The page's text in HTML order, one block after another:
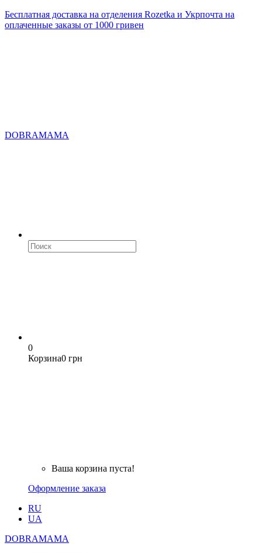
Бесплатная доставка на отделения Rozetka и Укрпочта на
оплаченные заказы от 1000 гривен
DOBRAMAMA
0
Корзина0 грн
Ваша корзина пуста!
Оформление заказа
RU
UA
DOBRAMAMA